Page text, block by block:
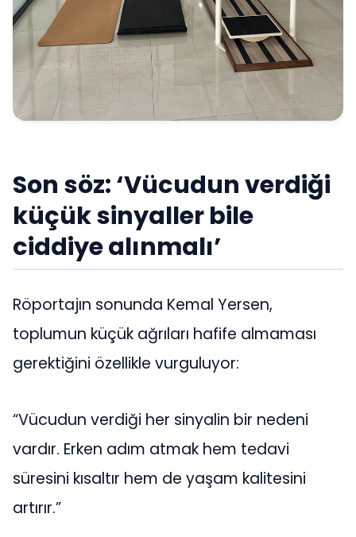
Son söz: ‘Vücudun verdiği
küçük sinyaller bile
ciddiye alınmalı’
Röportajın sonunda Kemal Yersen,
toplumun küçük ağrıları hafife almaması
gerektiğini özellikle vurguluyor:
“Vücudun verdiği her sinyalin bir nedeni
vardır. Erken adım atmak hem tedavi
süresini kısaltır hem de yaşam kalitesini
artırır.”